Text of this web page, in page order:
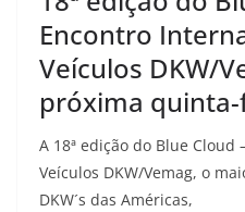
Encontro
Veículos DKW/
próxima
A 18ª edição do Blue
Veículos DKW/Vemag, o
DKW´s das Américas,